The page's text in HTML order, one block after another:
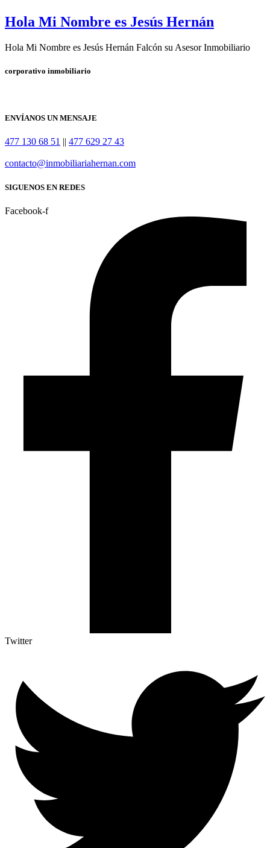
Hola Mi Nombre es Jesús Hernán
Hola Mi Nombre es Jesús Hernán Falcón su Asesor Inmobiliario
corporativo inmobiliario
ENVÍANOS UN MENSAJE
477 130 68 51 || 477 629 27 43
contacto@inmobiliariahernan.com
SIGUENOS EN REDES
Facebook-f
Twitter